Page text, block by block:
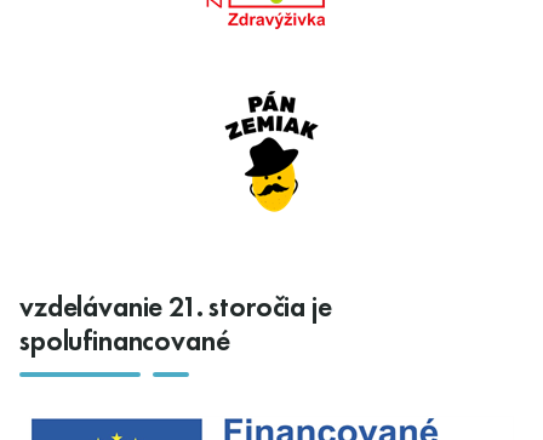
vzdelávanie 21. storočia je
spolufinancované